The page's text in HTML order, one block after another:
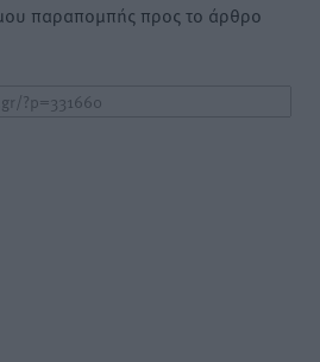
παραπομπής προς το άρθρο